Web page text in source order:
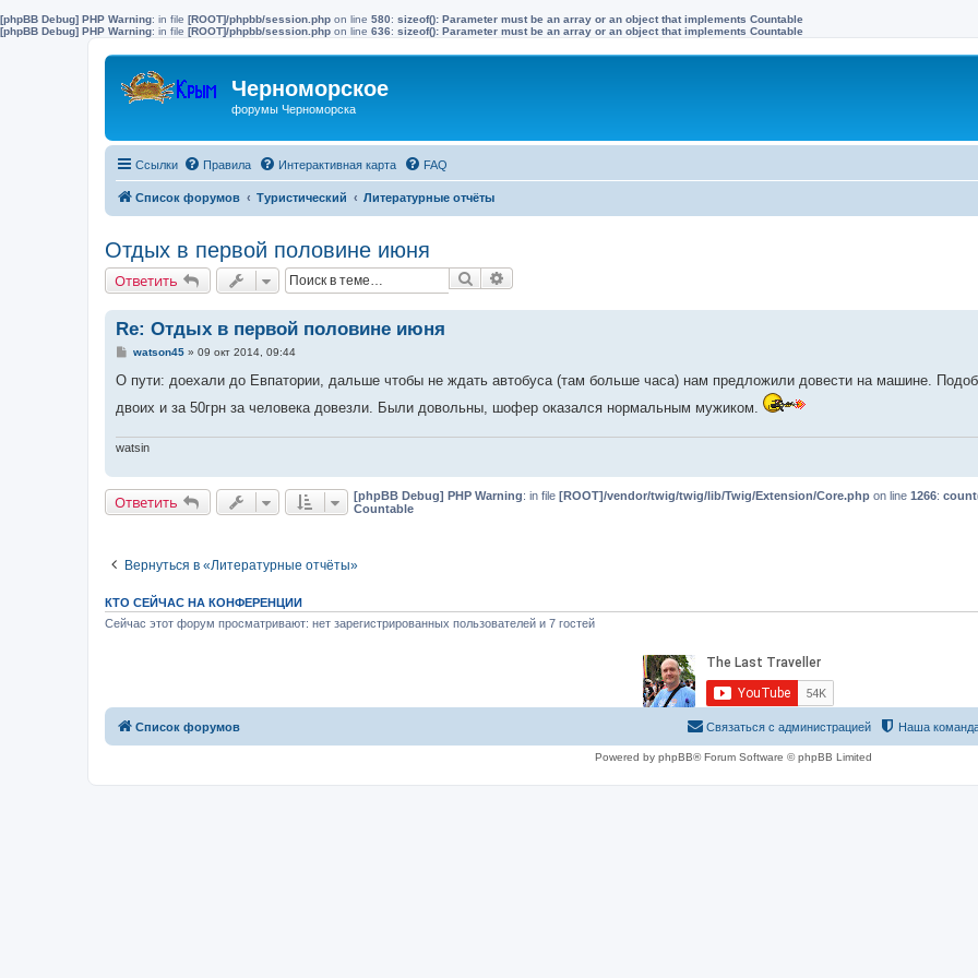
[phpBB Debug] PHP Warning: in file [ROOT]/phpbb/session.php on line 580: sizeof(): Parameter must be an array or an object that implements Countable
[phpBB Debug] PHP Warning: in file [ROOT]/phpbb/session.php on line 636: sizeof(): Parameter must be an array or an object that implements Countable
Черноморское
форумы Черноморска
Ссылки Правила Интерактивная карта FAQ
Список форумов Туристический Литературные отчёты
Отдых в первой половине июня
Ответить Поиск
Re: Отдых в первой половине июня
С
о
щ
е
и
е
watson45» 09 окт 2014, 09:44
О пути: доехали до Евпатории, дальше чтобы не ждать автобуса (там больше часа) нам предложили довести на машине.
двоих и за 50грн за человека довезли. Были довольны, шофер оказался нормальным мужиком.
watsin
Ответить [phpBB Debug] PHP Warning: in file [ROOT]/vendor/twig/twig/lib/Twig/Extension/Core.php on line 1266:
Countable
Вернуться в «Литературные отчёты»
КТО СЕЙЧАС НА КОНФЕРЕНЦИИ
Сейчас этот форум просматривают: нет зарегистрированных пользователей и 7 гостей
Список форумов Наша
Связаться с администрацией
Powered by phpBB® Forum Software © phpBB Limited